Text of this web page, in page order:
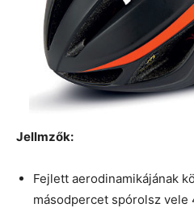
Jellmzők:
Fejlett aerodinamikájának
másodpercet spórolsz vele